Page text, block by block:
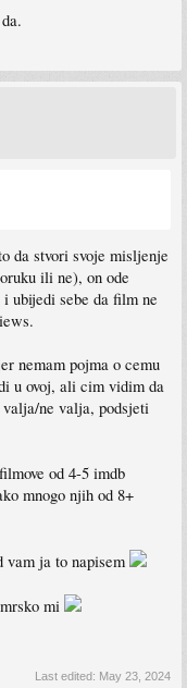
da stvori svoje misljenje
ili ne), on ode
ubijedi sebe da film ne
nemam pojma o cemu
u ovoj, ali cim vidim da
ne valja, podsjeti
od 4-5 imdb
mnogo njih od 8+
vam ja to napisem
mi
Last edited: May 23, 2024